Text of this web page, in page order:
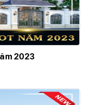
2023